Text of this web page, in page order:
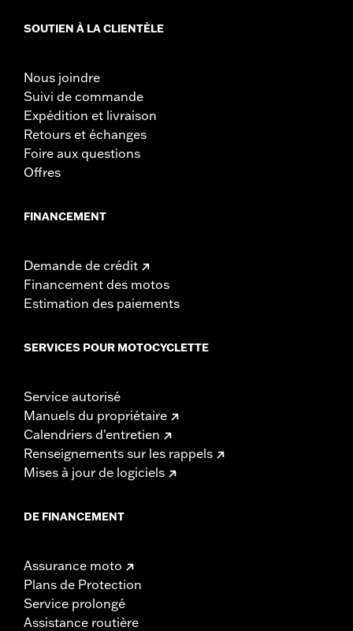
SOUTIEN À LA CLIENTÈLE
Nous joindre
Suivi de commande
Expédition et livraison
Retours et échanges
Foire aux questions
Offres
FINANCEMENT
Demande de crédit
Financement des motos
Estimation des paiements
SERVICES POUR MOTOCYCLETTE
Service autorisé
Manuels du propriétaire
Calendriers d'entretien
Renseignements sur les rappels
Mises à jour de logiciels
DE FINANCEMENT
Assurance moto
Plans de Protection
Service prolongé
Assistance routière